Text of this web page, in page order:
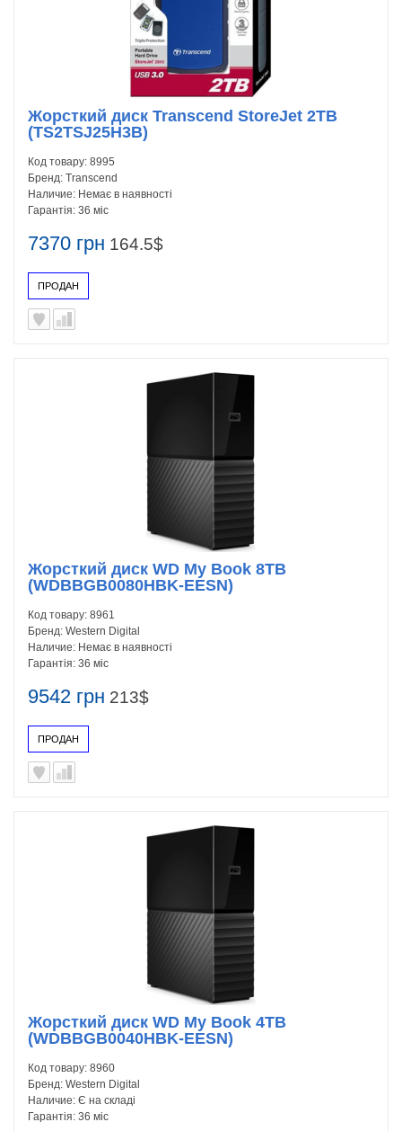
7370 грн 164.5$
ПРОДАН
Жорсткий диск Transcend StoreJet 2TB
(TS2TSJ25H3B)
Код товару: 8995
Бренд: Transcend
Наличие: Немає в наявності
Гарантія: 36 міс
9542 грн 213$
ПРОДАН
Жорсткий диск WD My Book 8TB
(WDBBGB0080HBK-EESN)
Код товару: 8961
Бренд: Western Digital
Наличие: Немає в наявності
Гарантія: 36 міс
Жорсткий диск WD My Book 4TB
(WDBBGB0040HBK-EESN)
Код товару: 8960
Бренд: Western Digital
Наличие: Є на складі
Гарантія: 36 міс